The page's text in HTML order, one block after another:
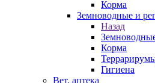
Корма
Земноводные и
Назад
Корма
Гигиена
Вет. аптека